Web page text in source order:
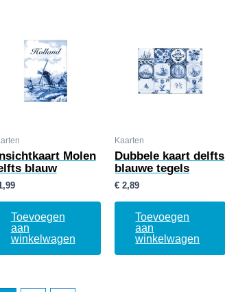
Molen
blauw
Toevoegen
aan
winkelwagen
Kaarten
Dubbele kaart delfts
blauwe tegels
€ 2,89
Toevoegen
aan
winkelwagen